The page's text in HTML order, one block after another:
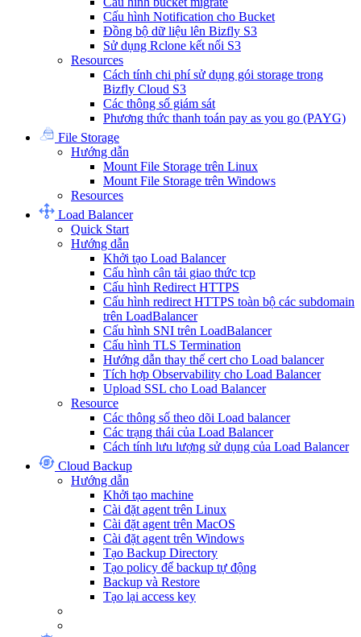
Cấu hình Notification cho Bucket
Đồng bộ dữ liệu lên Bizfly S3
Sử dụng Rclone kết nối S3
Resources
Cách tính chi phí sử dụng gói storage trong
Bizfly Cloud S3
Các thông số giám sát
Phương thức thanh toán pay as you go (PAYG)
File Storage
Hướng dẫn
Mount File Storage trên Linux
Mount File Storage trên Windows
Resources
Load Balancer
Quick Start
Hướng dẫn
Khởi tạo Load Balancer
Cấu hình cân tải giao thức tcp
Cấu hình Redirect HTTPS
Cấu hình redirect HTTPS toàn bộ các subdomain
trên LoadBalancer
Cấu hình SNI trên LoadBalancer
Cấu hình TLS Termination
Hướng dẫn thay thế cert cho Load balancer
Tích hợp Observability cho Load Balancer
Upload SSL cho Load Balancer
Resource
Các thông số theo dõi Load balancer
Các trạng thái của Load Balancer
Cách tính lưu lượng sử dụng của Load Balancer
Cloud Backup
Hướng dẫn
Khởi tạo machine
Cài đặt agent trên Linux
Cài đặt agent trên MacOS
Cài đặt agent trên Windows
Tạo Backup Directory
Tạo policy để backup tự động
Backup và Restore
Tạo lại access key